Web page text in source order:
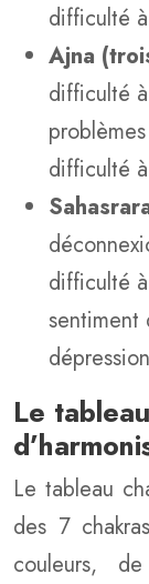
difficulté
Ajna
difficulté
difficulté
difficulté
sentiment
Le
Le tableau
des 7
couleurs,